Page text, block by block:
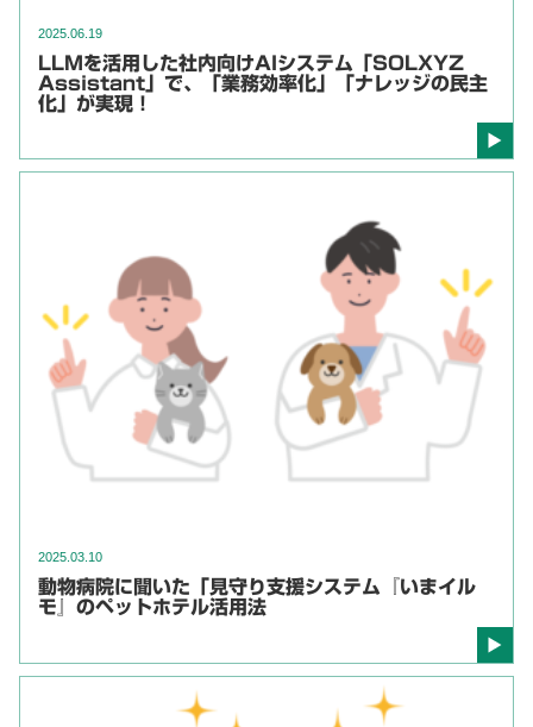
2025.06.19
LLMを活用した社内向けAIシステム「SOLXYZ
Assistant」で、「業務効率化」「ナレッジの民主
化」が実現！
2025.03.10
動物病院に聞いた「見守り支援システム『いまイル
モ』のペットホテル活用法